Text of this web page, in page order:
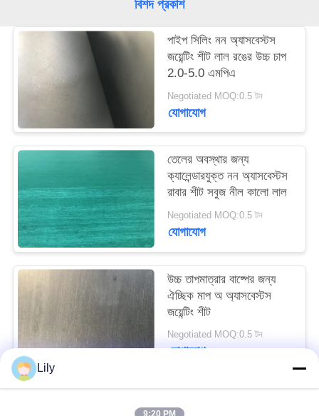
POLICY
বিশদ প্রকাশ
পাইপ সিলিং নন অ্যাসবেস্টস
জয়েন্টিং শীট লাল রঙের উচ্চ চাপ
2.0-5.0 এমপিএ
Negotiated MOQ:0.5 টন
যোগাযোগ
তেলের অবস্থার জন্য
ক্যালেন্ডারযুক্ত নন অ্যাসবেস্টস
রাবার শীট সবুজ নীল কালো লাল
Negotiated MOQ:0.5 টন
যোগাযোগ
উচ্চ তাপমাত্রার বাষ্পের জন্য
ঐচ্ছিক মাপ অ অ্যাসবেস্টস
জয়েন্টিং শীট
Negotiated MOQ:0.5 টন
যোগাযোগ
Lily
9:20 PM